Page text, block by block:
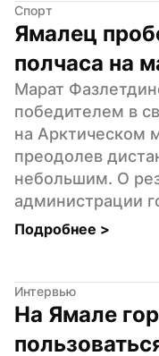
Спорт
Ямалец
полчаса на
Марат
победителем в
на Арктическом
преодолев
небольшим. О
администрации
Подробнее >
Интервью
На Ямале